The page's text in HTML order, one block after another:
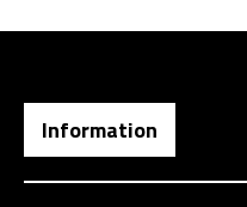
Information